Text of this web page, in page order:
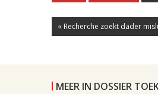
« Recherche zoekt dader
MEER IN DOSSIER